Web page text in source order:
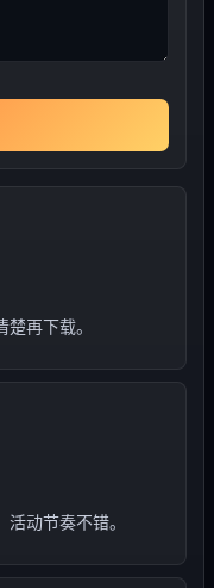
再下载。
动节奏不错。